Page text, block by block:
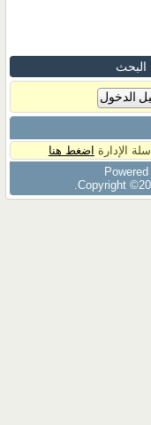
البحث
الإدارة اضغط هنا
Copyright